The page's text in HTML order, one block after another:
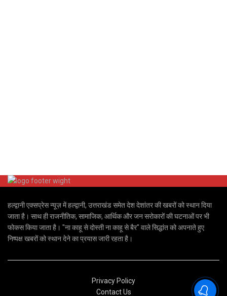
हल्द्वानी एक्सप्रेस न्यूज़ में हल्द्वानी, उत्तराखंड समेत देश देशांतर की खबरों को स्थान दिया
जाता है। साथ ही राजनीतिक, सामाजिक, आर्थिक और जन सरोकारों की घटनाओं पर भी
फोकस किया जाता है। "ना काहू से दोस्ती ना काहू से बैर" वाले सिद्धांत को अपनाते हुए
निष्पक्ष खबरों को स्थान देने का प्रयास जारी रहता है।
Privacy Policy
Contact Us